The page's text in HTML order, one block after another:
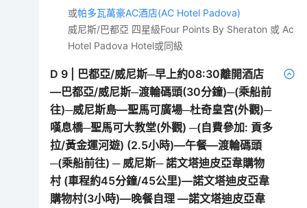
或帕多瓦萬豪AC酒店(AC Hotel Padova)
威尼斯/巴都亞 四星級Four Points By Sheraton 或 Ac
Hotel Padova Hotel或同級
D 9
巴都亞/威尼斯─早上約08:30離開酒店
—巴都亞/威尼斯─渡輪碼頭(30分鐘)─(乘船前
往)─威尼斯島—聖馬可廣場─杜奇皇宮(外觀)─
嘆息橋─聖馬可大教堂(外觀) ─(自費參加: 貢多
拉/黃金運河遊) (2.5小時)—午餐—渡輪碼頭
─(乘船前往) ─ 威尼斯─ 諾文塔迪皮亞韋購物
村 (車程約45分鐘/45公里)—諾文塔迪皮亞韋
購物村(3小時)—晚餐自理 —諾文塔迪皮亞韋